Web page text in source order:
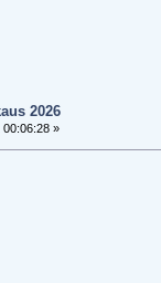
2026
00:06:28 »